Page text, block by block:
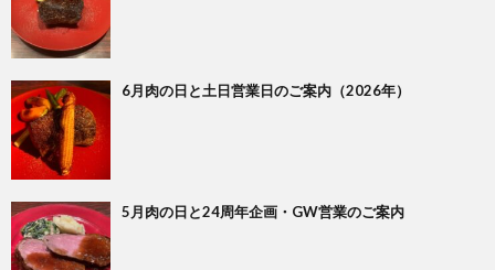
6月肉の日と土日営業日のご案内（2026年）
5月肉の日と24周年企画・GW営業のご案内